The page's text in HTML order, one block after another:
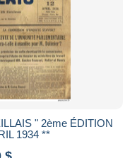
" 2ème ÉDITION
1934 **